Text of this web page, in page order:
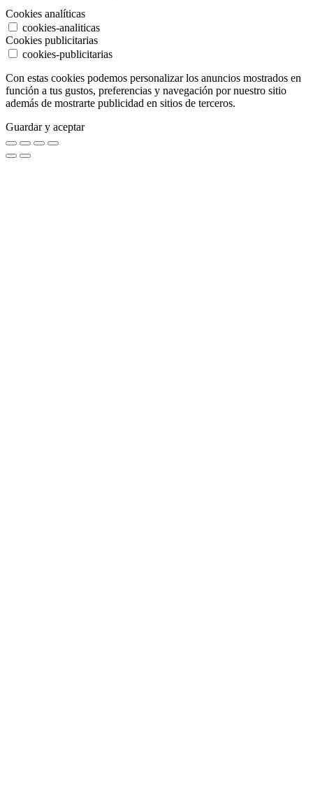
Cookies analíticas
cookies-analiticas
Cookies publicitarias
cookies-publicitarias
Con estas cookies podemos personalizar los anuncios mostrados en
función a tus gustos, preferencias y navegación por nuestro sitio
además de mostrarte publicidad en sitios de terceros.
Guardar y aceptar